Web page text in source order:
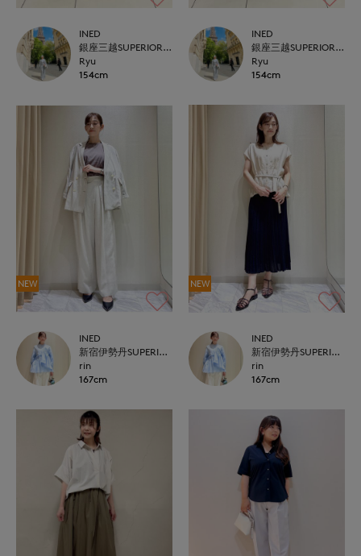
INED
銀座三越SUPERIOR CLOSET GINZA
Ryu
154cm
INED
銀座三越SUPERIOR CLOSET GINZA
Ryu
154cm
NEW
INED
新宿伊勢丹SUPERIOR CLOSET
rin
167cm
NEW
INED
新宿伊勢丹SUPERIOR CLOSET
rin
167cm